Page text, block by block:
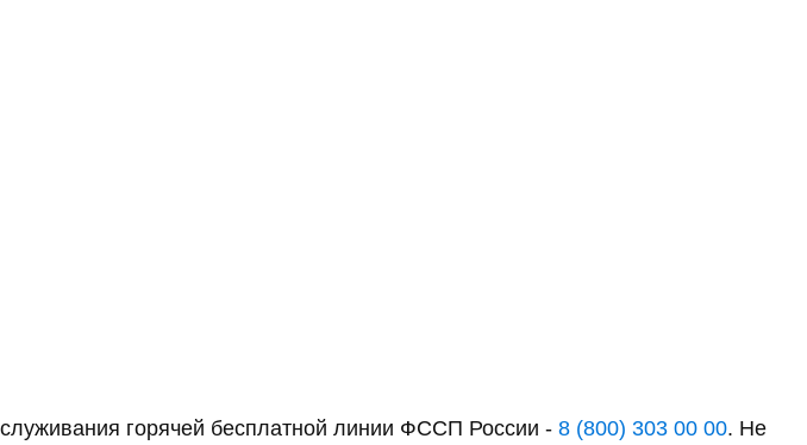
горячей бесплатной линии ФССП России - 8 (800) 303 00 00. Не